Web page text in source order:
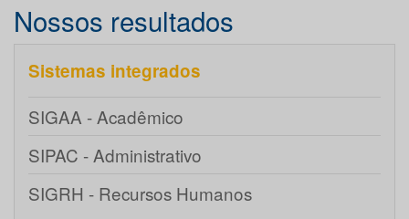
Nossos resultados
Sistemas integrados
SIGAA - Acadêmico
SIPAC - Administrativo
SIGRH - Recursos Humanos